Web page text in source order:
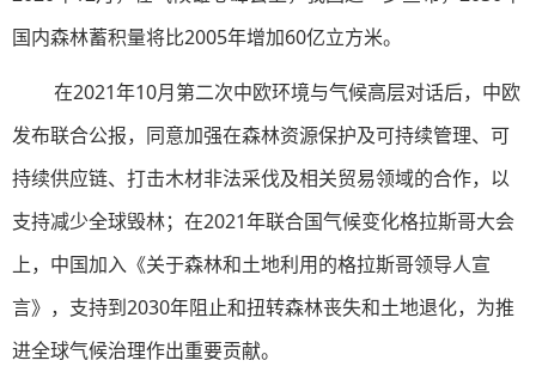
国内森林蓄积量将比2005年增加60亿立方米。
在2021年10月第二次中欧环境与气候高层对话后，中欧
发布联合公报，同意加强在森林资源保护及可持续管理、可
持续供应链、打击木材非法采伐及相关贸易领域的合作，以
支持减少全球毁林；在2021年联合国气候变化格拉斯哥大会
上，中国加入《关于森林和土地利用的格拉斯哥领导人宣
言》，支持到2030年阻止和扭转森林丧失和土地退化，为推
进全球气候治理作出重要贡献。